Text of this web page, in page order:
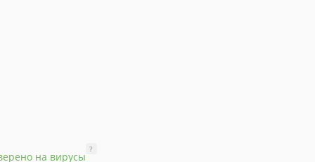
на вирусы
?